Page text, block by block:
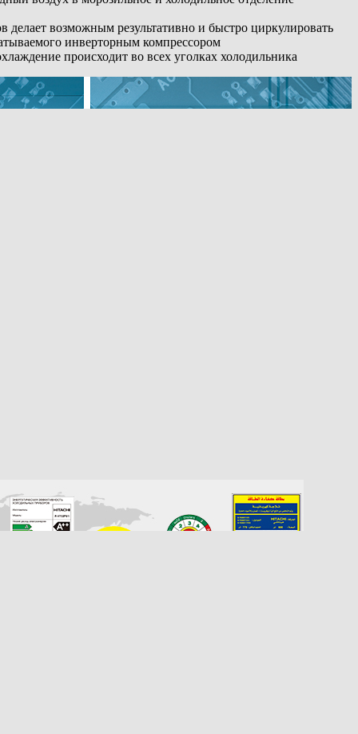
делает возможным результативно и быстро циркулировать
инверторным компрессором
происходит во всех уголках холодильника